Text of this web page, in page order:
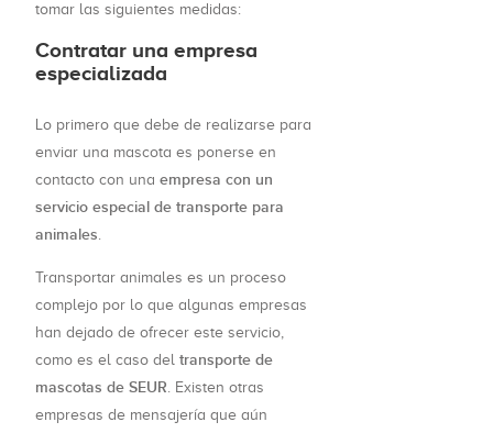
tomar las siguientes medidas:
Contratar una empresa
especializada
Lo primero que debe de realizarse para
enviar una mascota es ponerse en
contacto con una empresa con un
servicio especial de transporte para
animales.
Transportar animales es un proceso
complejo por lo que algunas empresas
han dejado de ofrecer este servicio,
como es el caso del transporte de
mascotas de SEUR. Existen otras
empresas de mensajería que aún